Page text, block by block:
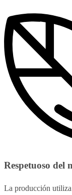
Respetuoso del
La producción